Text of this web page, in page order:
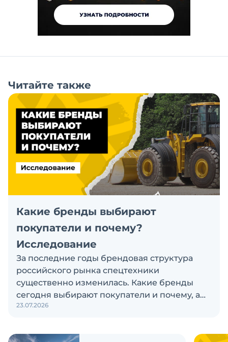
Читайте также
Какие бренды выбирают
покупатели и почему?
Исследование
За последние годы брендовая структура
российского рынка спецтехники
существенно изменилась. Какие бренды
сегодня выбирают покупатели и почему, а
также кого считают лидерами рынка?
ответить на эти вопросы
23.07.2026